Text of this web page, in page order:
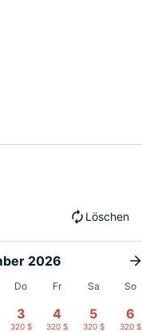
Löschen
2026
Do Fr Sa So
3
320 $
4
320 $
5
320 $
6
320 $